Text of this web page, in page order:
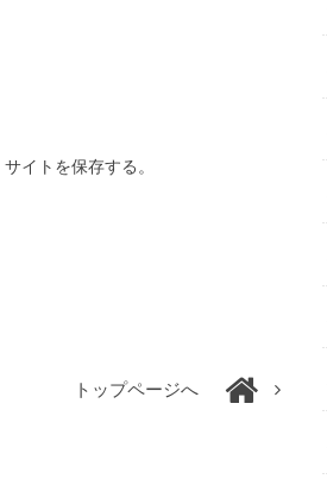
イトを保存する。
トップページへ